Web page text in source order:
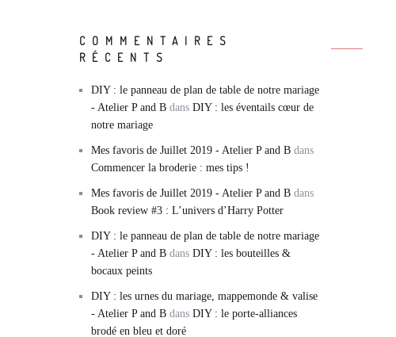
COMMENTAIRES
RÉCENTS
DIY : le panneau de plan de table de notre mariage
- Atelier P and B dans DIY : les éventails cœur de
notre mariage
Mes favoris de Juillet 2019 - Atelier P and B dans
Commencer la broderie : mes tips !
Mes favoris de Juillet 2019 - Atelier P and B dans
Book review #3 : L’univers d’Harry Potter
DIY : le panneau de plan de table de notre mariage
- Atelier P and B dans DIY : les bouteilles &
bocaux peints
DIY : les urnes du mariage, mappemonde & valise
- Atelier P and B dans DIY : le porte-alliances
brodé en bleu et doré